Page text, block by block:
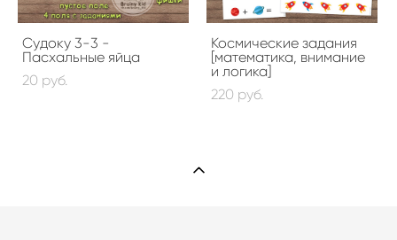
Судоку 3-3 -
Пасхальные яйца
20 pуб.
Космические задания
[математика, внимание
и логика]
220 pуб.